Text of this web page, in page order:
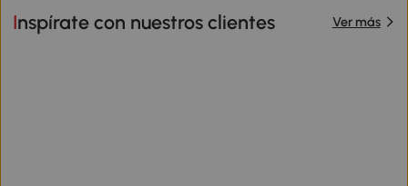
Inspírate con nuestros clientes Ver más